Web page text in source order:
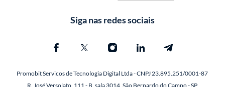
Siga nas redes sociais
Promobit Servicos de Tecnologia Digital Ltda - CNPJ 23.895.251/0001-87
R. José Versolato, 111 - B, sala 3014, São Bernardo do Campo - SP